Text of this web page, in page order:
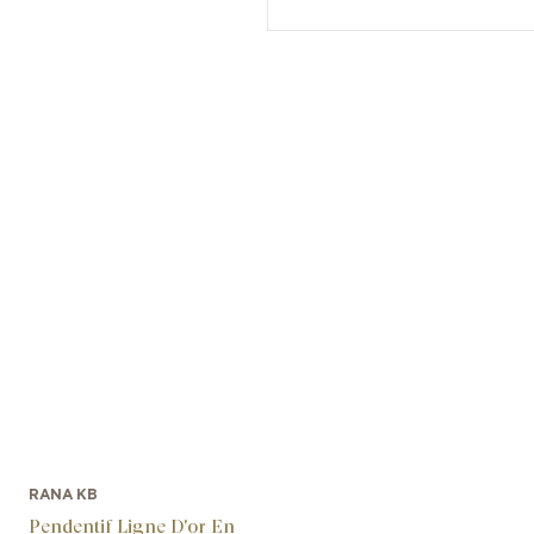
RANA KB
Pendentif Ligne D'or En